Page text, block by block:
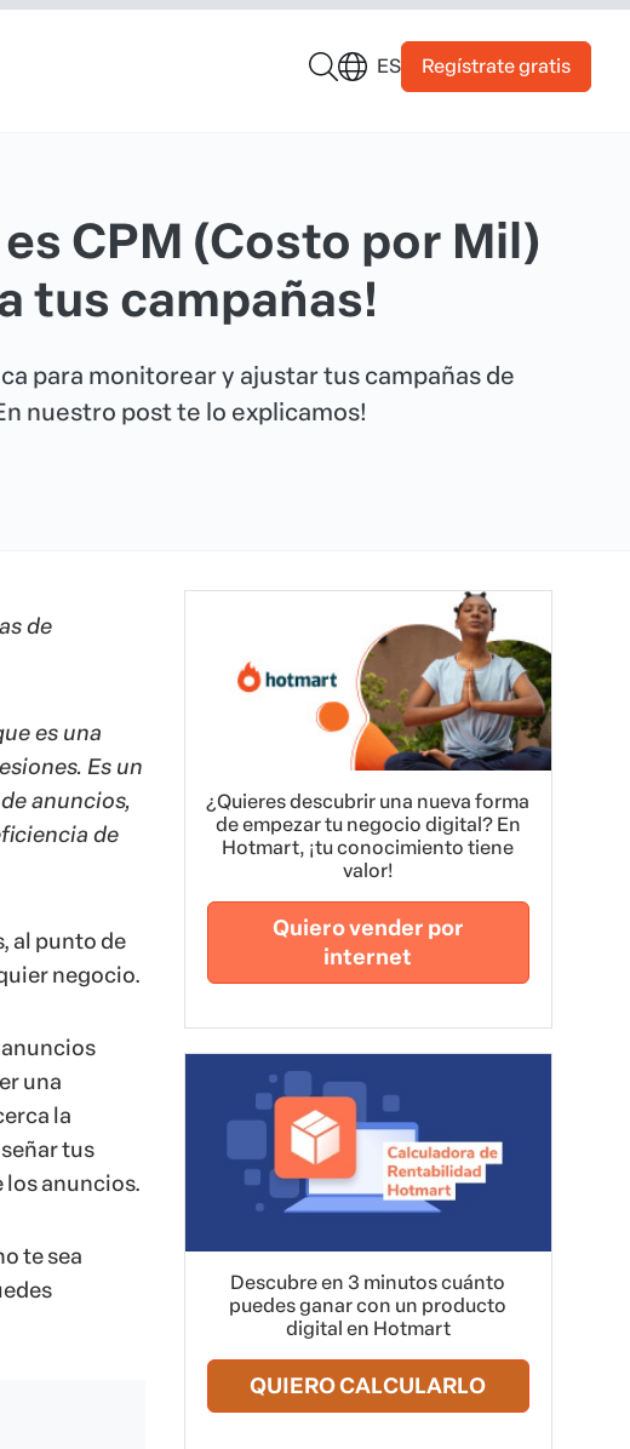
ES Regístrate gratis
CPM (Costo por Mil)
tus campañas!
para monitorear y ajustar tus campañas de
nuestro post te lo explicamos!
de
es una
Es un
anuncios,
de
al punto de
negocio.
una
la
tus
los anuncios.
te sea
¿Quieres descubrir una nueva forma
de empezar tu negocio digital? En
Hotmart, ¡tu conocimiento tiene
valor!
Quiero vender por
internet
Descubre en 3 minutos cuánto
puedes ganar con un producto
digital en Hotmart
QUIERO CALCULARLO